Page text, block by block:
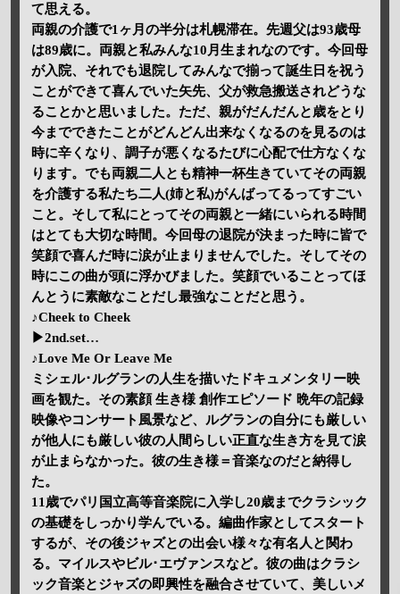
て思える。
両親の介護で1ヶ月の半分は札幌滞在。先週父は93歳母
は89歳に。両親と私みんな10月生まれなのです。今回母
が入院、それでも退院してみんなで揃って誕生日を祝う
ことができて喜んでいた矢先、父が救急搬送されどうな
ることかと思いました。ただ、親がだんだんと歳をとり
今までできたことがどんどん出来なくなるのを見るのは
時に辛くなり、調子が悪くなるたびに心配で仕方なくな
ります。でも両親二人とも精神一杯生きていてその両親
を介護する私たち二人(姉と私)がんばってるってすごい
こと。そして私にとってその両親と一緒にいられる時間
はとても大切な時間。今回母の退院が決まった時に皆で
笑顔で喜んだ時に涙が止まりませんでした。そしてその
時にこの曲が頭に浮かびました。笑顔でいることってほ
んとうに素敵なことだし最強なことだと思う。
♪Cheek to Cheek
▶2nd.set…
♪Love Me Or Leave Me
ミシェル･ルグランの人生を描いたドキュメンタリー映
画を観た。その素顔 生き様 創作エピソード 晩年の記録
映像やコンサート風景など、ルグランの自分にも厳しい
が他人にも厳しい彼の人間らしい正直な生き方を見て涙
が止まらなかった。彼の生き様＝音楽なのだと納得し
た。
11歳でパリ国立高等音楽院に入学し20歳までクラシック
の基礎をしっかり学んでいる。編曲作家としてスタート
するが、その後ジャズとの出会い様々な有名人と関わ
る。マイルスやビル･エヴァンスなど。彼の曲はクラシ
ック音楽とジャズの即興性を融合させていて、美しいメ